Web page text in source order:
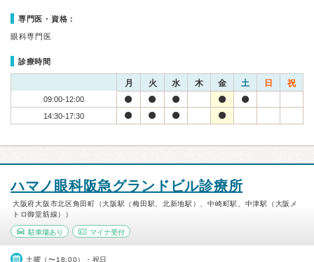
専門医・資格：
眼科専門医
診療時間
月 火 水 木 金 土 日 祝
09:00-12:00
14:30-17:30
ハマノ眼科阪急グランドビル診療所
大阪府大阪市北区角田町（大阪駅（梅田駅、北新地駅）、中崎町駅、中津駅（大阪メ
トロ御堂筋線））
駐車場あり マイナ受付
土曜（〜18:00）・祝日